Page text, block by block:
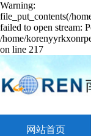
Warning:
file_put_contents(/
failed to open stream:
/home/
on line 217
网站首页